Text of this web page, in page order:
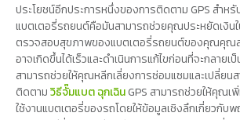
ประโยชน์อีกประการหนึ่งของการติดตาม GPS สำห
แบตเตอรี่รถยนต์คือมันสามารถช่วยคุณประหยัดเงินใ
ตรวจสอบสุขภาพของแบตเตอรี่รถยนต์ของคุณคุณ
อาจเกิดขึ้นได้เร็วและดำเนินการแก้ไขก่อนที่จะกลาย
สามารถช่วยให้คุณหลีกเลี่ยงการซ่อมแซมและเปลี่ยน
ติดตามวิธีจั๊มแบต ฉุกเฉินGPS สามารถช่วยให้คุณ
ใช้งานแบตเตอรี่ของรถโดยให้ข้อมูลเชิงลึกเกี่ยวกับ